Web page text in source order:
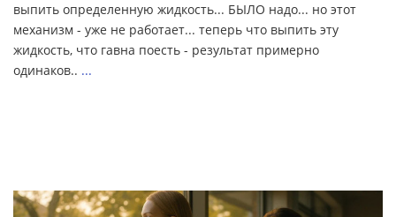
выпить определенную жидкость... БЫЛО надо... но этот
механизм - уже не работает... теперь что выпить эту
жидкость, что гавна поесть - результат примерно
одинаков.. ...